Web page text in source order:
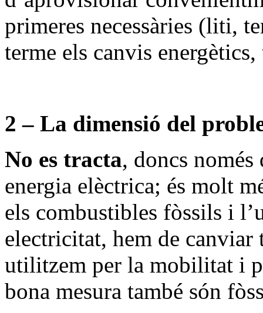
primeres necessàries (liti,
terme els canvis
2 – La dimensió del
No es tracta, doncs
energia elèctrica; és molt
els combustibles fòssils i
electricitat, hem de canviar
utilitzem per la mobilitat i
bona mesura també són